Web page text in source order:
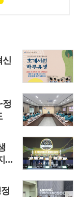
신
정